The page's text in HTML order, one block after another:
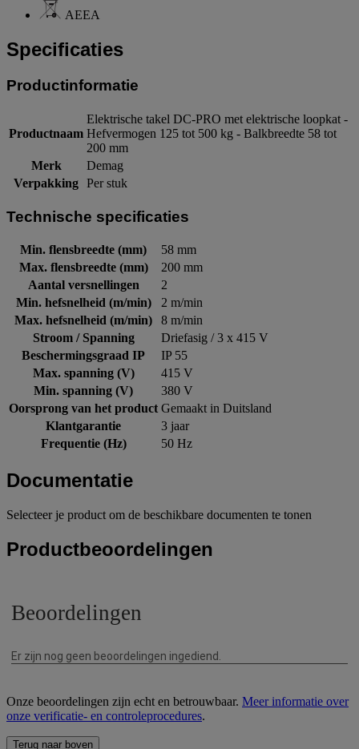
AEEA
Specificaties
Productinformatie
Productnaam
Elektrische takel DC-PRO met elektrische loopkat -
Hefvermogen 125 tot 500 kg - Balkbreedte 58 tot
200 mm
Merk
Demag
Verpakking Per stuk
Technische specificaties
Min. flensbreedte (mm)
58 mm
Max. flensbreedte (mm)
200 mm
Aantal versnellingen
2
Min. hefsnelheid (m/min)
2 m/min
Max. hefsnelheid (m/min)
8 m/min
Stroom / Spanning
Driefasig / 3 x 415 V
Beschermingsgraad IP
IP 55
Max. spanning (V)
415 V
Min. spanning (V)
380 V
Oorsprong van het product Gemaakt in Duitsland
Klantgarantie
3 jaar
Frequentie (Hz)
50 Hz
Documentatie
Selecteer je product om de beschikbare documenten te tonen
Productbeoordelingen
Onze beoordelingen zijn echt en betrouwbaar. Meer informatie over
onze verificatie- en controleprocedures.
Terug naar boven